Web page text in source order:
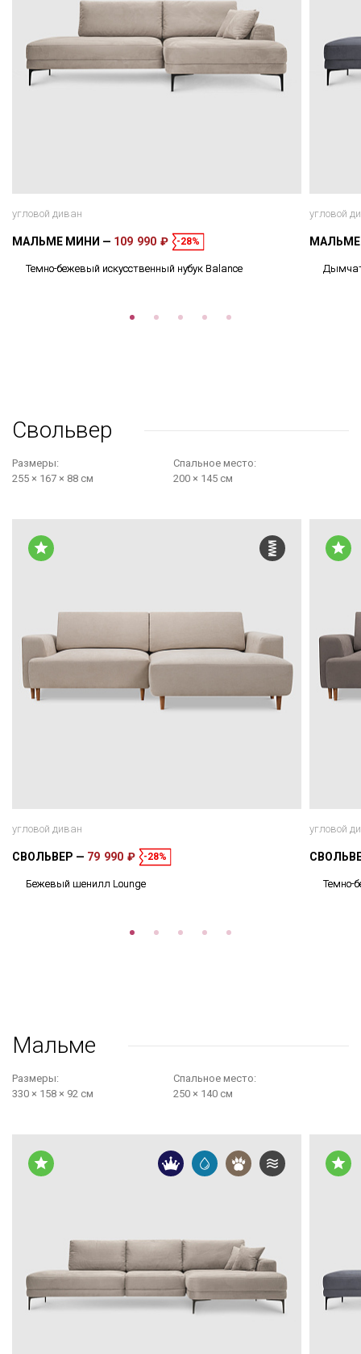
угловой диван
МАЛЬМЕ МИНИ 109 990 ₽ -28%
Темно-бежевый искусственный нубук Balance
угловой
Свольвер
Размеры:
255 × 167 × 88 см
Cпальное место:
200 × 145 см
угловой диван
СВОЛЬВЕР 79 990 ₽ -28%
Бежевый шенилл Lounge
угловой
Темно-
Мальме
Размеры:
330 × 158 × 92 см
Cпальное место:
250 × 140 см